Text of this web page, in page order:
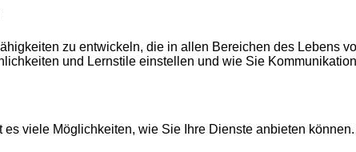
zu entwickeln, die in allen Bereichen des Lebens
und Lernstile einstellen und wie Sie
viele Möglichkeiten, wie Sie Ihre Dienste anbieten